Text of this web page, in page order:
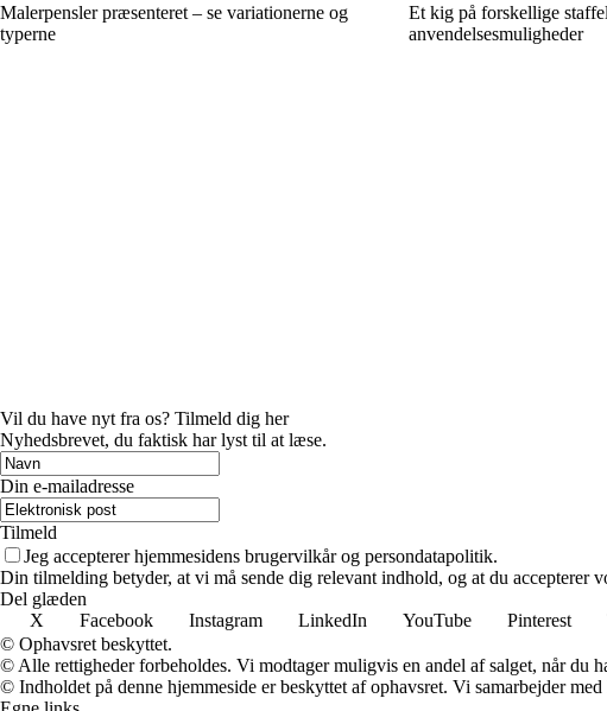
Malerpensler præsenteret – se variationerne og
typerne
Et kig på forskellige
anvendelsesmuligheder
Vil du have nyt fra os? Tilmeld dig her
Nyhedsbrevet, du faktisk har lyst til at læse.
Din e-mailadresse
Tilmeld
Jeg accepterer hjemmesidens brugervilkår og persondatapolitik.
Din tilmelding betyder, at vi må sende dig relevant indhold, og at du accepterer
Del glæden
X
Facebook Instagram LinkedIn YouTube Pinterest
© Ophavsret beskyttet.
© Alle rettigheder forbeholdes. Vi modtager muligvis en andel af salget, når du
© Indholdet på denne hjemmeside er beskyttet af ophavsret. Vi samarbejder